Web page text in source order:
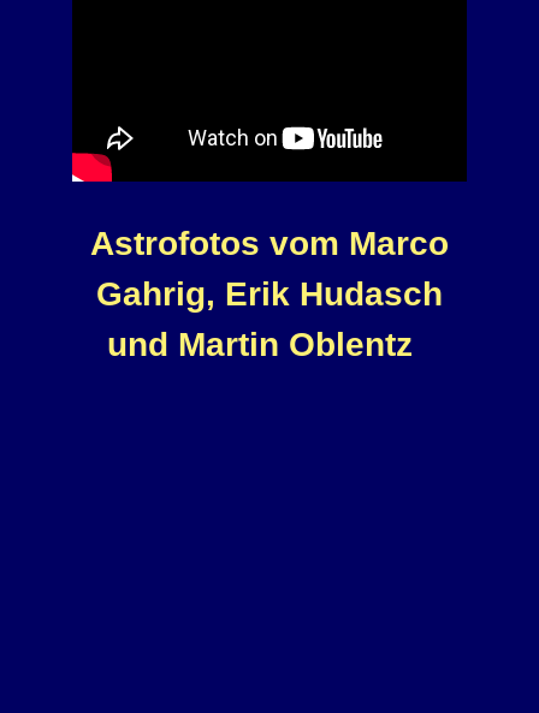
Astrofotos vom Marco
Gahrig, Erik Hudasch
und Martin Oblentz